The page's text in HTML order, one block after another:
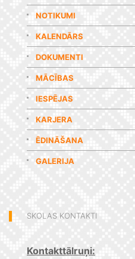
NOTIKUMI
KALENDĀRS
DOKUMENTI
MĀCĪBAS
IESPĒJAS
KARJERA
ĒDINĀŠANA
GALERIJA
SKOLAS KONTAKTI
Kontakttālruņi: